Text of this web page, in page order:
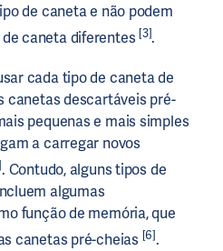
de caneta e não podem
de caneta diferentes[3].
cada tipo de caneta de
canetas descartáveis pré-
pequenas e mais simples
a carregar novos
. Contudo, alguns tipos de
algumas
função de memória, que
canetas pré-cheias [6].